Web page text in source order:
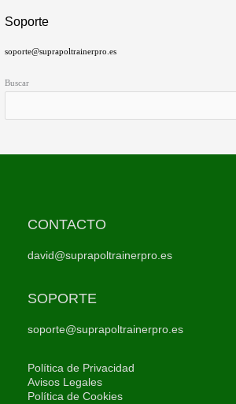
Soporte
soporte@suprapoltrainerpro.es
Buscar
CONTACTO
david@suprapoltrainerpro.es
SOPORTE
soporte@suprapoltrainerpro.es
Política de Privacidad
Avisos Legales
Política de Cookies